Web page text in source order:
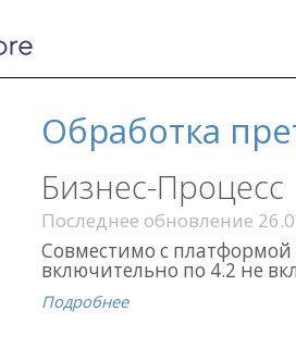
Обработка
Бизнес-Процесс
Последнее обновление
Совместимо с платформой
включительно по 4.2 не
Подробнее